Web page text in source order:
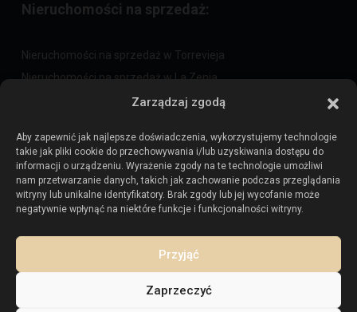
Zarządzaj zgodą
Aby zapewnić jak najlepsze doświadczenia, wykorzystujemy technologie
takie jak pliki cookie do przechowywania i/lub uzyskiwania dostępu do
informacji o urządzeniu. Wyrażenie zgody na te technologie umożliwi
nam przetwarzanie danych, takich jak zachowanie podczas przeglądania
witryny lub unikalne identyfikatory. Brak zgody lub jej wycofanie może
negatywnie wpłynąć na niektóre funkcje i funkcjonalności witryny.
Przyjąć
Zaprzeczyć
Nieruchomości na sprzedaż:
Nieruchomości na sprzedaż w Torrevieja
Nieruchomości na sprzedaż w La Zenia
Nieruchomości na sprzedaż w Cabo Roig
Sprzedaj swoją nieruchomość:
Sprzedaj nieruchomość w La Mata